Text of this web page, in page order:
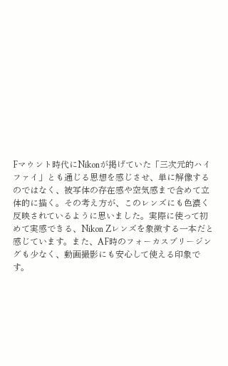
Fマウント時代にNikonが掲げていた「三次元的ハイ
ファイ」とも通じる思想を感じさせ、単に解像する
のではなく、被写体の存在感や空気感まで含めて立
体的に描く。その考え方が、このレンズにも色濃く
反映されているように思いました。実際に使って初
めて実感できる、Nikon Zレンズを象徴する一本だと
感じています。また、AF時のフォーカスブリージン
グも少なく、動画撮影にも安心して使える印象で
す。